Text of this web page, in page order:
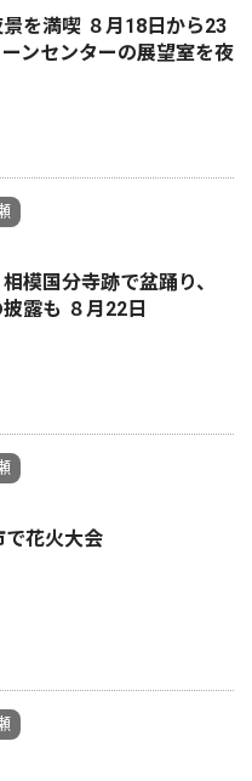
を満喫 ８月18日から23
ンセンターの展望室を夜
模国分寺跡で盆踊り、
露も ８月22日
で花火大会